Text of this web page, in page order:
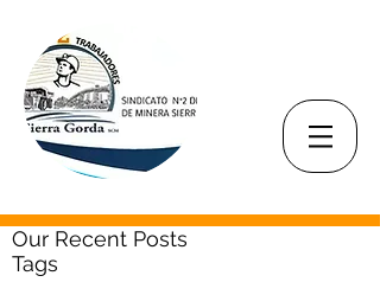
Our Recent Posts
Tags